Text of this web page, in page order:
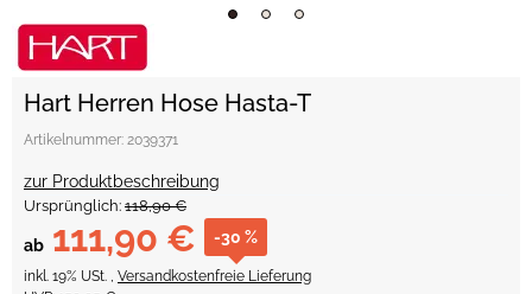
Hart Herren Hose Hasta-T
Artikelnummer: 2039371
zur Produktbeschreibung
Ursprünglich: 118,90 €
ab 111,90 € -30 %
inkl. 19% USt. , Versandkostenfreie Lieferung